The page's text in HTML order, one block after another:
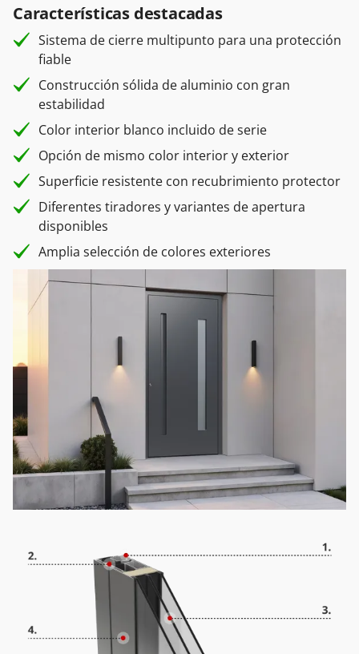
Características destacadas
Sistema de cierre multipunto para una protección
fiable
Construcción sólida de aluminio con gran
estabilidad
Color interior blanco incluido de serie
Opción de mismo color interior y exterior
Superficie resistente con recubrimiento protector
Diferentes tiradores y variantes de apertura
disponibles
Amplia selección de colores exteriores